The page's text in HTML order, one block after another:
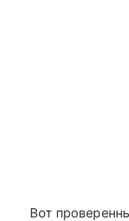
Вот